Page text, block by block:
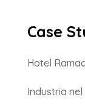
Case
Hotel
Industria